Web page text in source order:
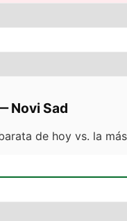
Novi Sad
de hoy vs. la